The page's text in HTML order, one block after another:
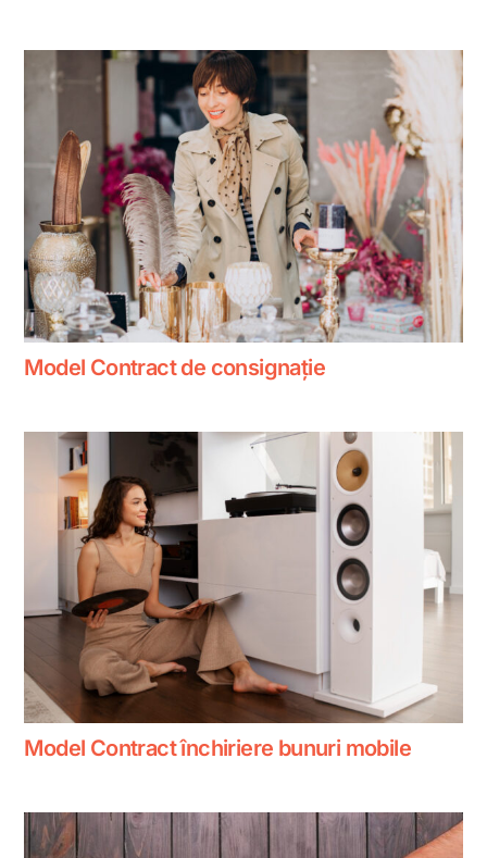
Model Contract de consignație
Model Contract închiriere bunuri mobile